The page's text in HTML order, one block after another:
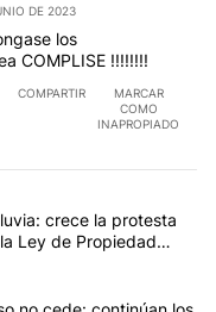
DE 2023
los
COMPLISE !!!!!!!!
COMPARTIR
MARCAR
COMO
INAPROPIADO
comentarios en los
vallado y bajo
crece la protesta
Ley de Propiedad